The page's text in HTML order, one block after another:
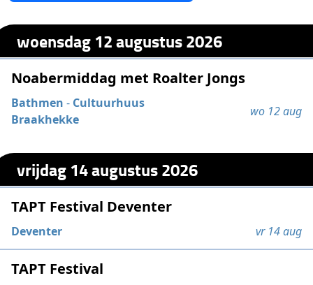
woensdag 12 augustus 2026
Noabermiddag met Roalter Jongs
Bathmen - Cultuurhuus
Braakhekke
wo 12 aug
vrijdag 14 augustus 2026
TAPT Festival Deventer
Deventer vr 14 aug
TAPT Festival